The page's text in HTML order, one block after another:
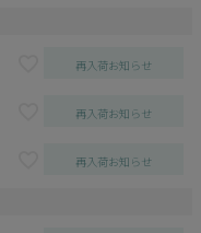
再入荷お知らせ
再入荷お知らせ
再入荷お知らせ